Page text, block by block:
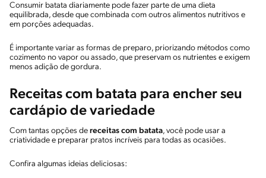
Consumir batata diariamente pode fazer parte de uma dieta
equilibrada, desde que combinada com outros alimentos nutritivos e
em porções adequadas.
É importante variar as formas de preparo, priorizando métodos como
cozimento no vapor ou assado, que preservam os nutrientes e exigem
menos adição de gordura.
Receitas com batata para encher seu
cardápio de variedade
Com tantas opções de receitas com batata, você pode usar a
criatividade e preparar pratos incríveis para todas as ocasiões.
Confira algumas ideias deliciosas: